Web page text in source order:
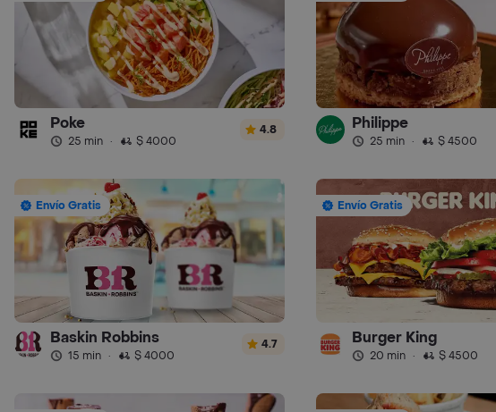
Poke
25 min · $ 4000
4.8 Philippe
25 min · $ 4500
Envío Gratis
Baskin Robbins
15 min · $ 4000
4.7
Envío Gratis
Burger King
20 min · $ 4500